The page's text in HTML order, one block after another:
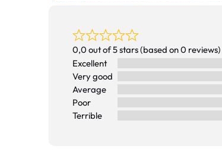
0,0 out of 5 stars (based on 0 reviews)
Excellent
Very good
Average
Poor
Terrible